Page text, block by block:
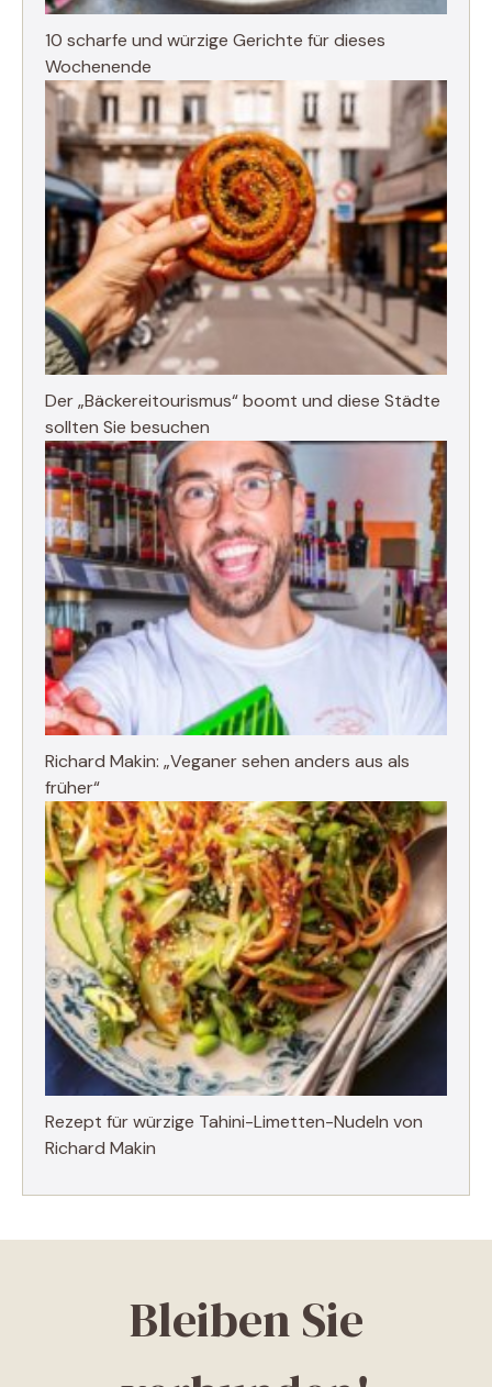
10 scharfe und würzige Gerichte für dieses
Wochenende
Der „Bäckereitourismus“ boomt und diese Städte
sollten Sie besuchen
Richard Makin: „Veganer sehen anders aus als
früher“
Rezept für würzige Tahini-Limetten-Nudeln von
Richard Makin
Bleiben Sie